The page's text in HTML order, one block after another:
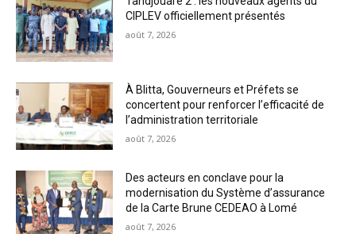
CIPLEV officiellement présentés
août 7, 2026
À Blitta, Gouverneurs et Préfets se
concertent pour renforcer l’efficacité de
l’administration territoriale
août 7, 2026
Des acteurs en conclave pour la
modernisation du Système d’assurance
de la Carte Brune CEDEAO à Lomé
août 7, 2026